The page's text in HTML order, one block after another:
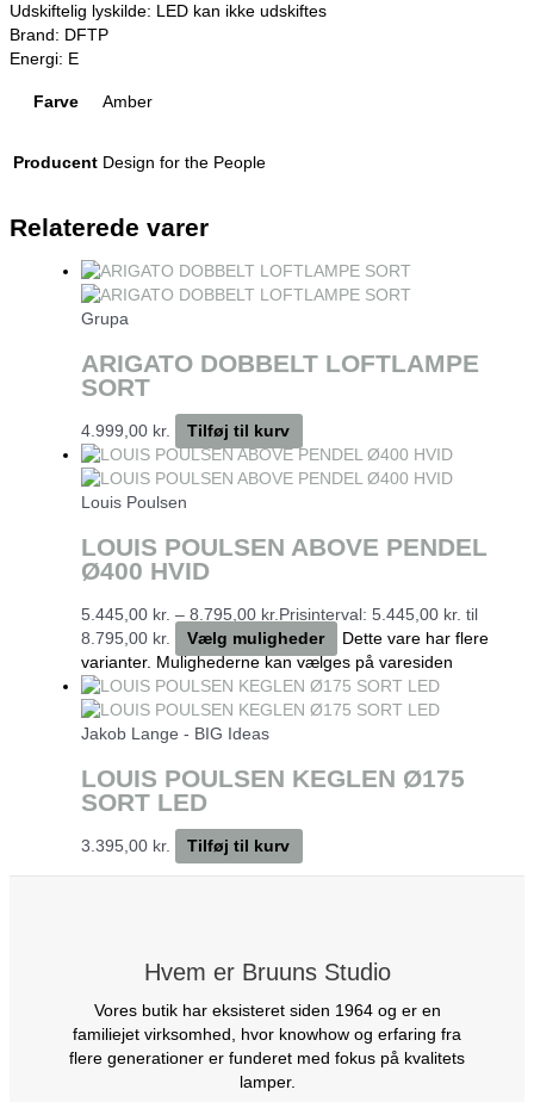
Udskiftelig lyskilde: LED kan ikke udskiftes
Brand: DFTP
Energi: E
Farve Amber
Producent Design for the People
Relaterede varer
Grupa
ARIGATO DOBBELT LOFTLAMPE
SORT
4.999,00 kr. Tilføj til kurv
Louis Poulsen
LOUIS POULSEN ABOVE PENDEL
Ø400 HVID
5.445,00 kr. – 8.795,00 kr. Prisinterval: 5.445,00 kr. til
8.795,00 kr.
Vælg muligheder
Dette vare har flere
varianter. Mulighederne kan vælges på varesiden
Jakob Lange - BIG Ideas
LOUIS POULSEN KEGLEN Ø175
SORT LED
3.395,00 kr. Tilføj til kurv
Hvem er Bruuns Studio
Vores butik har eksisteret siden 1964 og er en
familiejet virksomhed, hvor knowhow og erfaring fra
flere generationer er funderet med fokus på kvalitets
lamper.